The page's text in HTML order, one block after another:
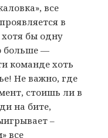
все
в
бы одну
больше —
команде хоть
Не важно, где
стоишь ли в
на бите,
–
все